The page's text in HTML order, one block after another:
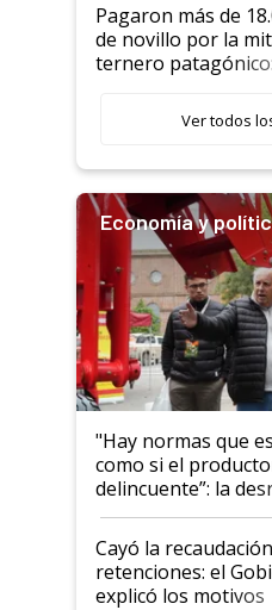
Pagaron más de
de novillo por la
ternero patagónico:
llamar la atención"
Ver todos
Economía y
"Hay normas que
como si el
delincuente”: la
al Congreso
habló del
Cayó la
retenciones: el
explicó los motivos